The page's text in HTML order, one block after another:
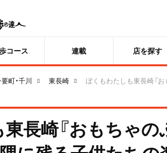
コース 連載 店を探す
町・千川 東長崎
ぼくもわたしも東長崎『
長崎『おもちゃの